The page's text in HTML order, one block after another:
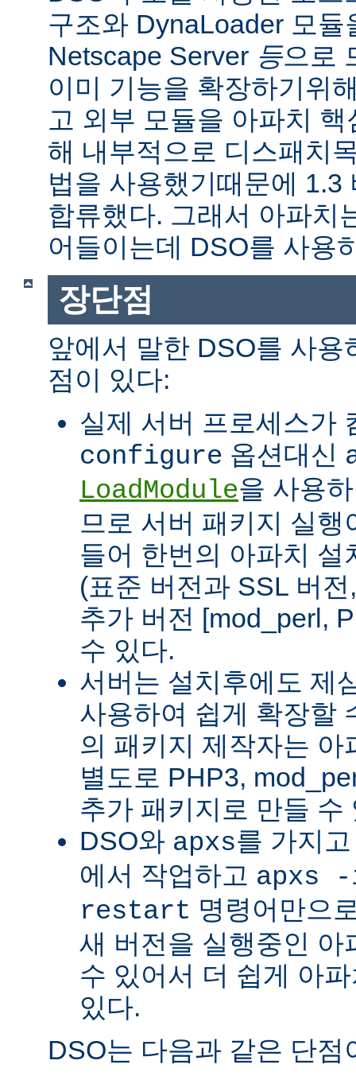
구조와 DynaLoader 모듈
Netscape Server 등으로
이미 기능을 확장하기위
고 외부 모듈을 아파치
해 내부적으로 디스패치
법을 사용했기때문에 1.3
합류했다. 그래서 아파치
어들이는데 DSO를 사용
장단점
앞에서 말한 DSO를 사
점이 있다:
실제 서버 프로세스가
configure 옵션대신
LoadModule을 사용
므로 서버 패키지 실행
들어 한번의 아파치 설
(표준 버전과 SSL 버
추가 버전 [mod_perl,
수 있다.
서버는 설치후에도 제
사용하여 쉽게 확장할
의 패키지 제작자는 아
별도로 PHP3,
추가 패키지로 만들 수
DSO와 apxs를 가지
에서 작업하고 apxs
restart 명령어만으
새 버전을 실행중인 아
수 있어서 더 쉽게 아
있다.
DSO는 다음과 같은 단점